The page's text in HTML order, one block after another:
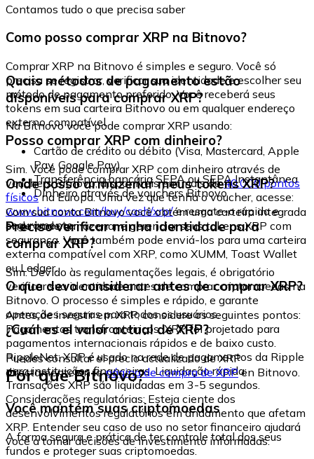
Contamos tudo o que precisa saber
Como posso comprar XRP na Bitnovo?
Comprar XRP na Bitnovo é simples e seguro. Você só
precisa se registrar, verificar sua identidade e escolher seu
método de pagamento preferido. Você receberá seus
tokens em sua carteira Bitnovo ou em qualquer endereço
externo compatível.
Quais métodos de pagamento estão
disponíveis para comprar XRP?
Na Bitnovo você pode comprar XRP usando:
Cartão de crédito ou débito (Visa, Mastercard, Apple
Pay, Google Pay)
Transferência bancária SEPA ou SEPA Instantânea
Dinheiro através de vouchers Bitnovo
Posso comprar XRP com dinheiro?
Sim. Você pode comprar XRP com dinheiro através de
vouchers Bitnovo, disponíveis em mais de40.000 pontos
físicosna Europa. Uma vez que tenha o voucher, acesse:
www.bitnovo.com/buy/cash/xrp/e resgate-o rápida e
seguramente.
Onde posso armazenar meus tokens XRP?
Com sua conta Bitnovo você obtém uma carteira integrada
onde pode armazenar e gerenciar seus tokens XRP com
segurança. Você também pode enviá-los para uma carteira
externa compatível com XRP, como XUMM, Toast Wallet
ou Ledger.
Preciso verificar minha identidade para
comprar XRP?
Sim. Devido às regulamentações legais, é obrigatório
verificar sua identidade antes de comprar criptomoedas na
Bitnovo. O processo é simples e rápido, e garante
operações seguras para todos os usuários.
O que devo considerar antes de comprar XRP?
Antes de investir em XRP, considere os seguintes pontos:
Pagamentos transfronteiriços: XRP foi projetado para
pagamentos internacionais rápidos e de baixo custo.
RippleNet: XRP é usado na rede de pagamentos da Ripple
para instituições financeiras. Liquidação rápida:
Transações XRP são liquidadas em 3-5 segundos.
Considerações regulatórias: Esteja ciente dos
desenvolvimentos regulatórios em andamento que afetam
XRP. Entender seu caso de uso no setor financeiro ajudará
você a tomar decisões de investimento informadas.
¿Cuál es el valor actual de XRP?
Puedes consultar el precio actualizado de XRP
directamente en lapágina de compra de XRPen Bitnovo.
Por que Bitnovo?
Você mantém suas criptomoedas
A forma segura e prática de ter controle total dos seus
fundos e proteger suas criptomoedas.